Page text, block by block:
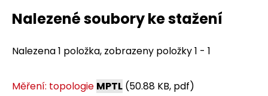
Nalezené soubory ke stažení
Nalezena 1 položka, zobrazeny položky 1 - 1
Měření: topologie MPTL (50.88 KB, pdf)